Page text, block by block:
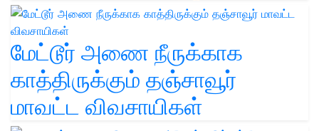
மேட்டூர் அணை நீருக்காக
காத்திருக்கும் தஞ்சாவூர்
மாவட்ட விவசாயிகள்